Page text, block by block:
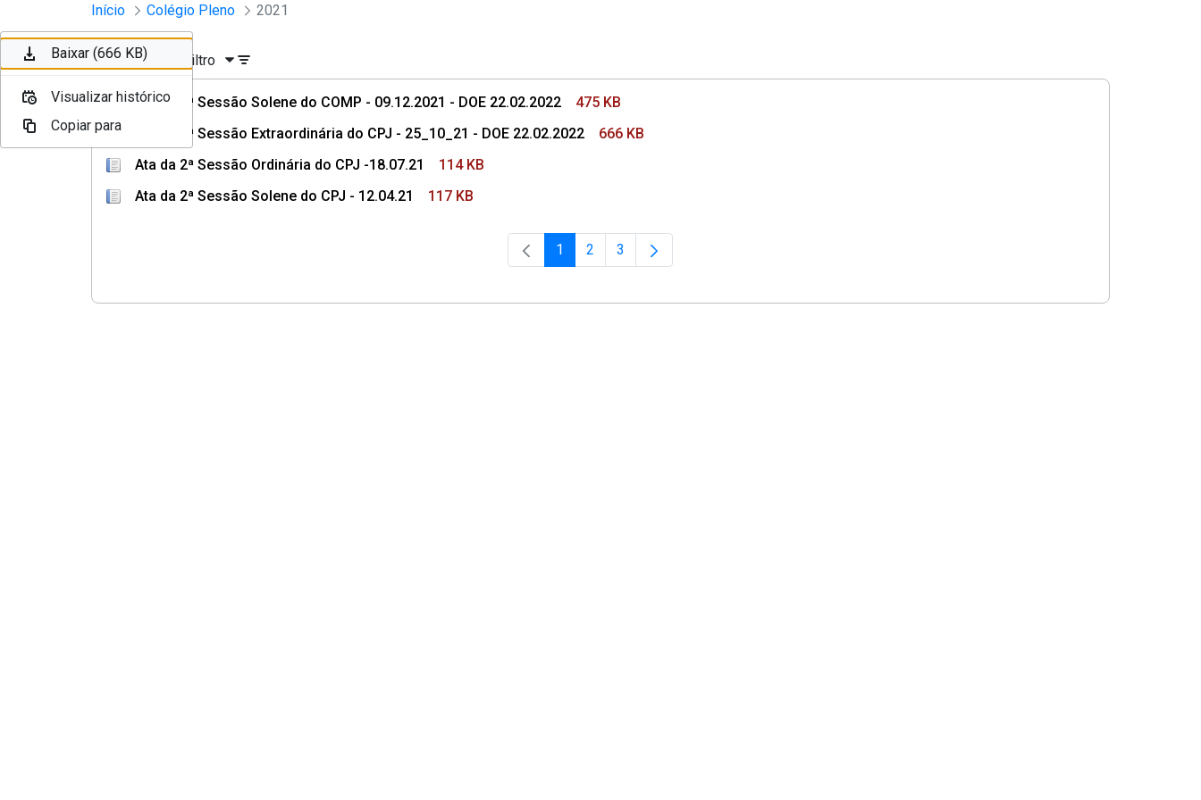
Pular para o Conteúdo principal
Sessões e Reuniões - Documentos Colegio de Procuradores
Início Colégio Pleno 2021
Ordenar Filtro
Ata da 3ª Sessão Solene do COMP - 09.12.2021 - DOE 22.02.2022
475 KB
Ata da 5ª Sessão Extraordinária do CPJ - 25_10_21 - DOE 22.02.2022
666 KB
Ata da 2ª Sessão Ordinária do CPJ -18.07.21
114 KB
Ata da 2ª Sessão Solene do CPJ - 12.04.21
117 KB
Página
1 Página
2 Página
3
Baixar (475 KB)
Visualizar histórico
Copiar para
Baixar (666 KB)
Visualizar histórico
Copiar para